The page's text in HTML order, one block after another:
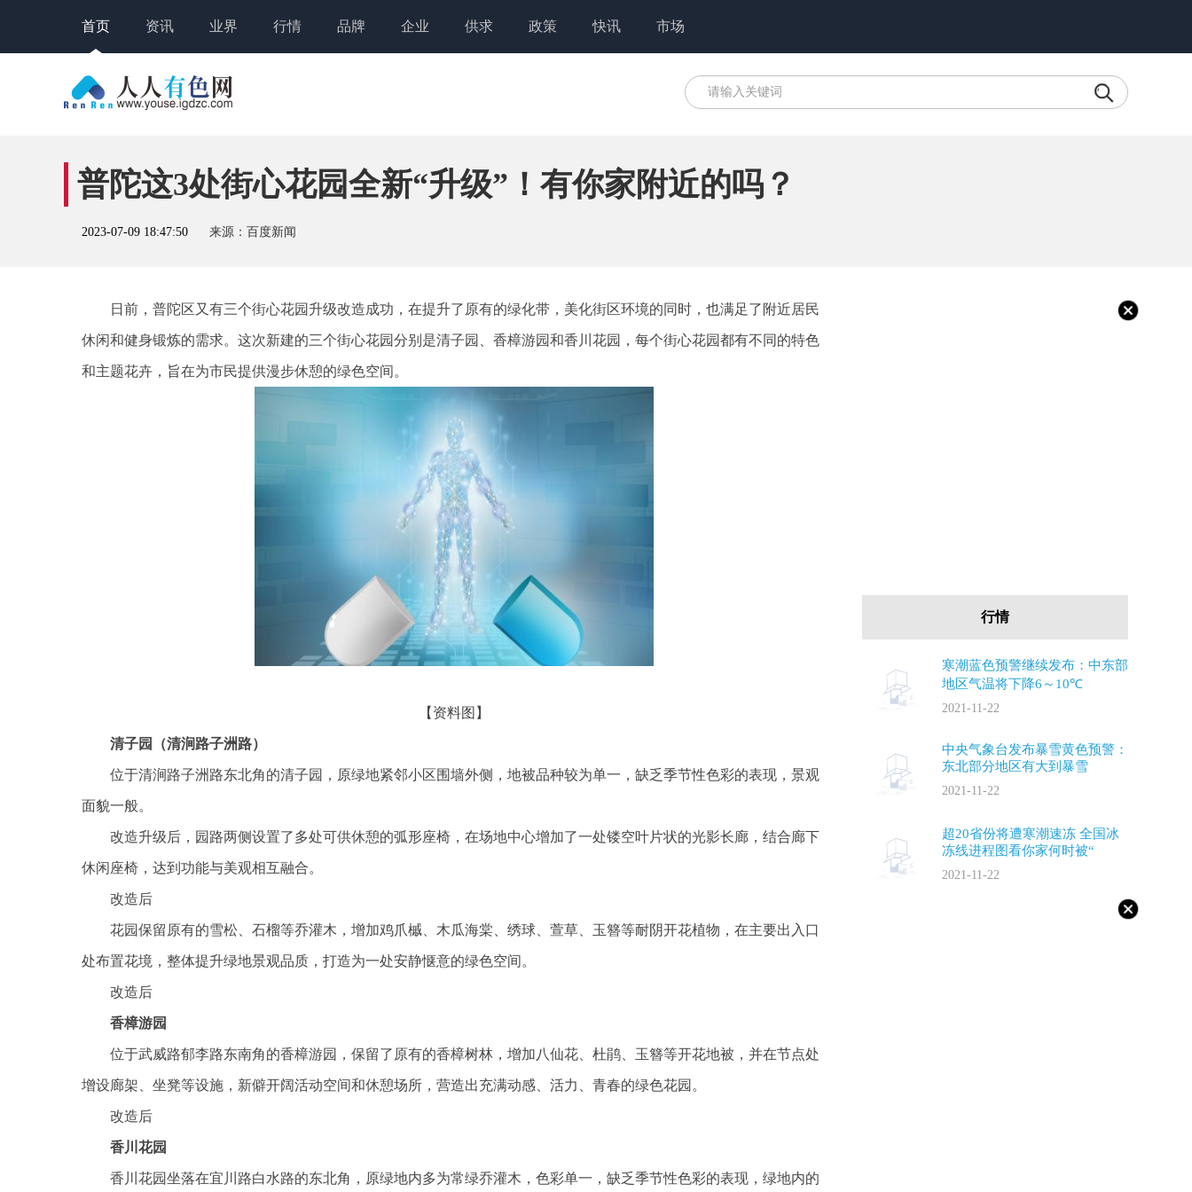
首页 资讯 业界 行情 品牌 企业 供求 政策 快讯 市场
普陀这3处街心花园全新“升级”！有你家附近的吗？
2023-07-09 18:47:50 来源：百度新闻
日前，普陀区又有三个街心花园升级改造成功，在提升了原有的绿化带，美化街区环境的同时，也满足了附近居民
休闲和健身锻炼的需求。这次新建的三个街心花园分别是清子园、香樟游园和香川花园，每个街心花园都有不同的特色
和主题花卉，旨在为市民提供漫步休憩的绿色空间。
【资料图】
清子园（清涧路子洲路）
位于清涧路子洲路东北角的清子园，原绿地紧邻小区围墙外侧，地被品种较为单一，缺乏季节性色彩的表现，景观
面貌一般。
改造升级后，园路两侧设置了多处可供休憩的弧形座椅，在场地中心增加了一处镂空叶片状的光影长廊，结合廊下
休闲座椅，达到功能与美观相互融合。
改造后
花园保留原有的雪松、石榴等乔灌木，增加鸡爪槭、木瓜海棠、绣球、萱草、玉簪等耐阴开花植物，在主要出入口
处布置花境，整体提升绿地景观品质，打造为一处安静惬意的绿色空间。
改造后
香樟游园
位于武威路郁李路东南角的香樟游园，保留了原有的香樟树林，增加八仙花、杜鹃、玉簪等开花地被，并在节点处
增设廊架、坐凳等设施，新僻开阔活动空间和休憩场所，营造出充满动感、活力、青春的绿色花园。
改造后
香川花园
香川花园坐落在宜川路白水路的东北角，原绿地内多为常绿乔灌木，色彩单一，缺乏季节性色彩的表现，绿地内的
行情
寒潮蓝色预警继续发布：中东部
地区气温将下降6～10℃
2021-11-22
中央气象台发布暴雪黄色预警：
东北部分地区有大到暴雪
2021-11-22
超20省份将遭寒潮速冻 全国冰
冻线进程图看你家何时被“
2021-11-22